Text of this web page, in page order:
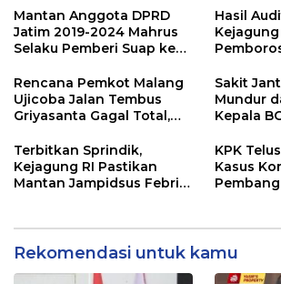
Sekda Kota Malang
Mantan Anggota DPRD
Jatim 2019-2024 Mahrus
Selaku Pemberi Suap ke
Ditahan KPK
Hasil
Rencana Pemkot Malang
Ujicoba Jalan Tembus
Griyasanta Gagal Total,
Sakit
Mundur
Kepala
Terbitkan Sprindik,
Kejagung RI Pastikan
Mantan Jampidsus Febri
Korupsi dan TPPU
KPK
Kasus
Rekomendasi untuk kamu